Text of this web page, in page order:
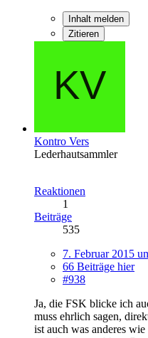
Inhalt melden
Zitieren
Kontro Vers
Lederhautsammler
Reaktionen
1
Beiträge
535
7. Februar 2015
66 Beiträge hier
#938
Ja, die FSK blicke ich
muss ehrlich sagen,
ist auch was anderes